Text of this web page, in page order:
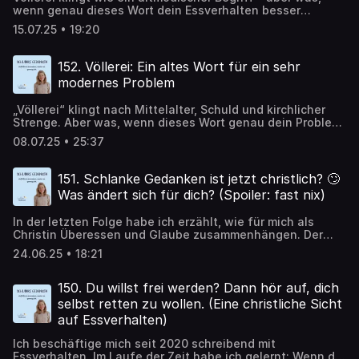
wenn genau dieses Wort dein Essverhalten besser
beschreibt als jeder moderne Ratgeber? In dieser Folge
schauen wir tiefer: Warum isst du, obwohl du satt bist?
dir die Bibel, Ordnung ins Chaos zu bringen – nicht nur auf
dem Teller, sondern im Herzen? Diese Episode ist Teil 2
der Mini-Serie über Völlerei – und führt dich von der
15.07.25 • 19:20
152. Völlerei: Ein altes Wort für ein sehr
modernes Problem
„Völlerei“ klingt nach Mittelalter, Schuld und kirchlicher
Strenge. Aber was, wenn dieses Wort genau dein Problem
trifft – ehrlicher als „emotionales Essen“ oder
„Heißhunger“? In dieser Folge erfährst du, was die Bibel
Ohne erhobenen Zeigefinger, sondern eine ehrliche,
tiefere Sicht auf das, was passiert, wenn Essen mehr wird
als nur Sättigung. Was verlierst du, wenn du dein
willst? Und was gewinnst du, wenn du dich traust, von
Sünde, Maßlosigkeit und geistlicher Leere zu sprechen?
Das hier ist der Auftakt einer dreiteiligen Serie über
08.07.25 • 25:37
151. Schlanke Gedanken ist jetzt christlich? 🙄
Was ändert sich für dich? (Spoiler: fast nix)
In der letzten Folge habe ich erzählt, wie für mich als
Christin Überessen und Glaube zusammenhängen. Der
christliche Glaube wirkt in Westeuropa oft so träge, so
weltfern, dass man kaum glauben kann, er hätte etwas
Selbstablehnung oder dem Drang, sich mit Essen
wegzumachen. Du fragst dich vielleicht: Was ändert sich
jetzt im Schlanke-Gedanken-Podcast? Es klingt, als würde
sich alles ändern. Aber eigentlich ordne ich nur alles neu
ein. Ich arbeite weiter mit denselben Fragen, mit
demselben Fokus auf Ursachen statt auf Symptome, aber
24.06.25 • 18:21
150. Du willst frei werden? Dann hör auf, dich
selbst retten zu wollen. (Eine christliche Sicht
auf Essverhalten)
Ich beschäftige mich seit 2020 schreibend mit
Essverhalten. Im Laufe der Zeit habe ich gelernt: Wenn du